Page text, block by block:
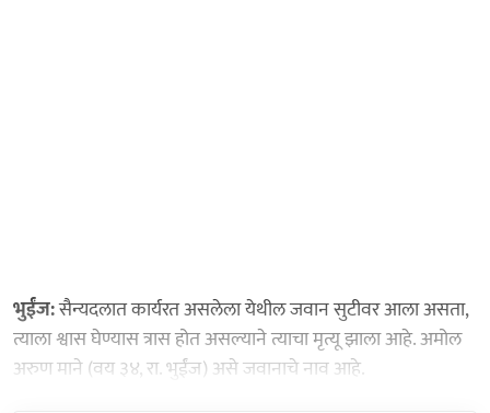
भुईंज:सैन्यदलात कार्यरत असलेला येथील जवान सुटीवर आला असता,
त्याला श्वास घेण्यास त्रास होत असल्याने त्याचा मृत्यू झाला आहे. अमोल
अरुण माने (वय ३४, रा. भुईंज) असे जवानाचे नाव आहे.